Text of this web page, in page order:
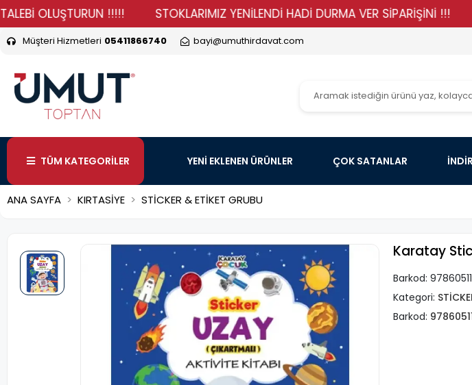
!!!!! STOKLARIMIZ YENİLENDİ HADİ DURMA VER SİPARİŞİNİ !!!
Müşteri Hizmetleri 05411866740 bayi@umuthirdavat.com
TÜM KATEGORİLER YENİ EKLENEN ÜRÜNLER ÇOK SATANLAR
ANA SAYFA KIRTASİYE STİCKER & ETİKET GRUBU
Karatay
Barkod:
Kategori:
Barkod: